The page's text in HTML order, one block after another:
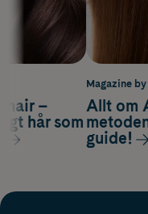
hair –
hår som
Magazine
Allt om
guide!